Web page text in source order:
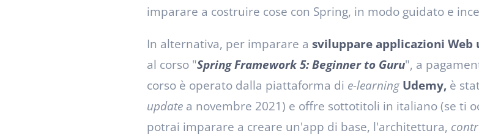
imparare a costruire cose con Spring, in modo guidato e
In alternativa, per imparare a sviluppare applicazioni Web
al corso "Spring Framework 5: Beginner to Guru", a
corso è operato dalla piattaforma di e-learning Udemy, è
update a novembre 2021) e offre sottotitoli in italiano (se ti
potrai imparare a creare un'app di base, l'architettura,